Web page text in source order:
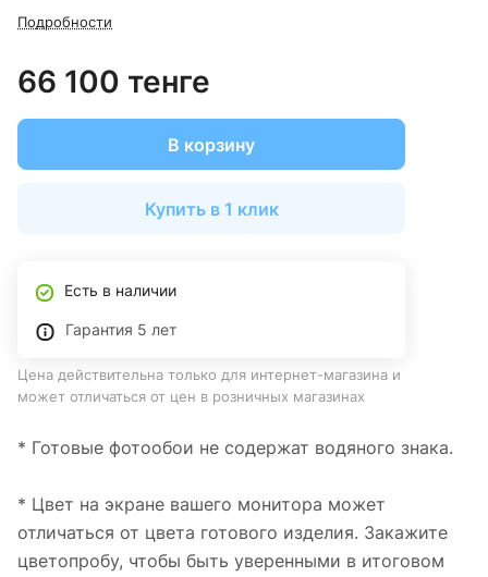
Подробности
66 100 тенге
В корзину
Купить в 1 клик
Есть в наличии
Гарантия 5 лет
Цена действительна только для интернет-магазина и
может отличаться от цен в розничных магазинах
* Готовые фотообои не содержат водяного знака.
* Цвет на экране вашего монитора может
отличаться от цвета готового изделия. Закажите
цветопробу, чтобы быть уверенными в итоговом